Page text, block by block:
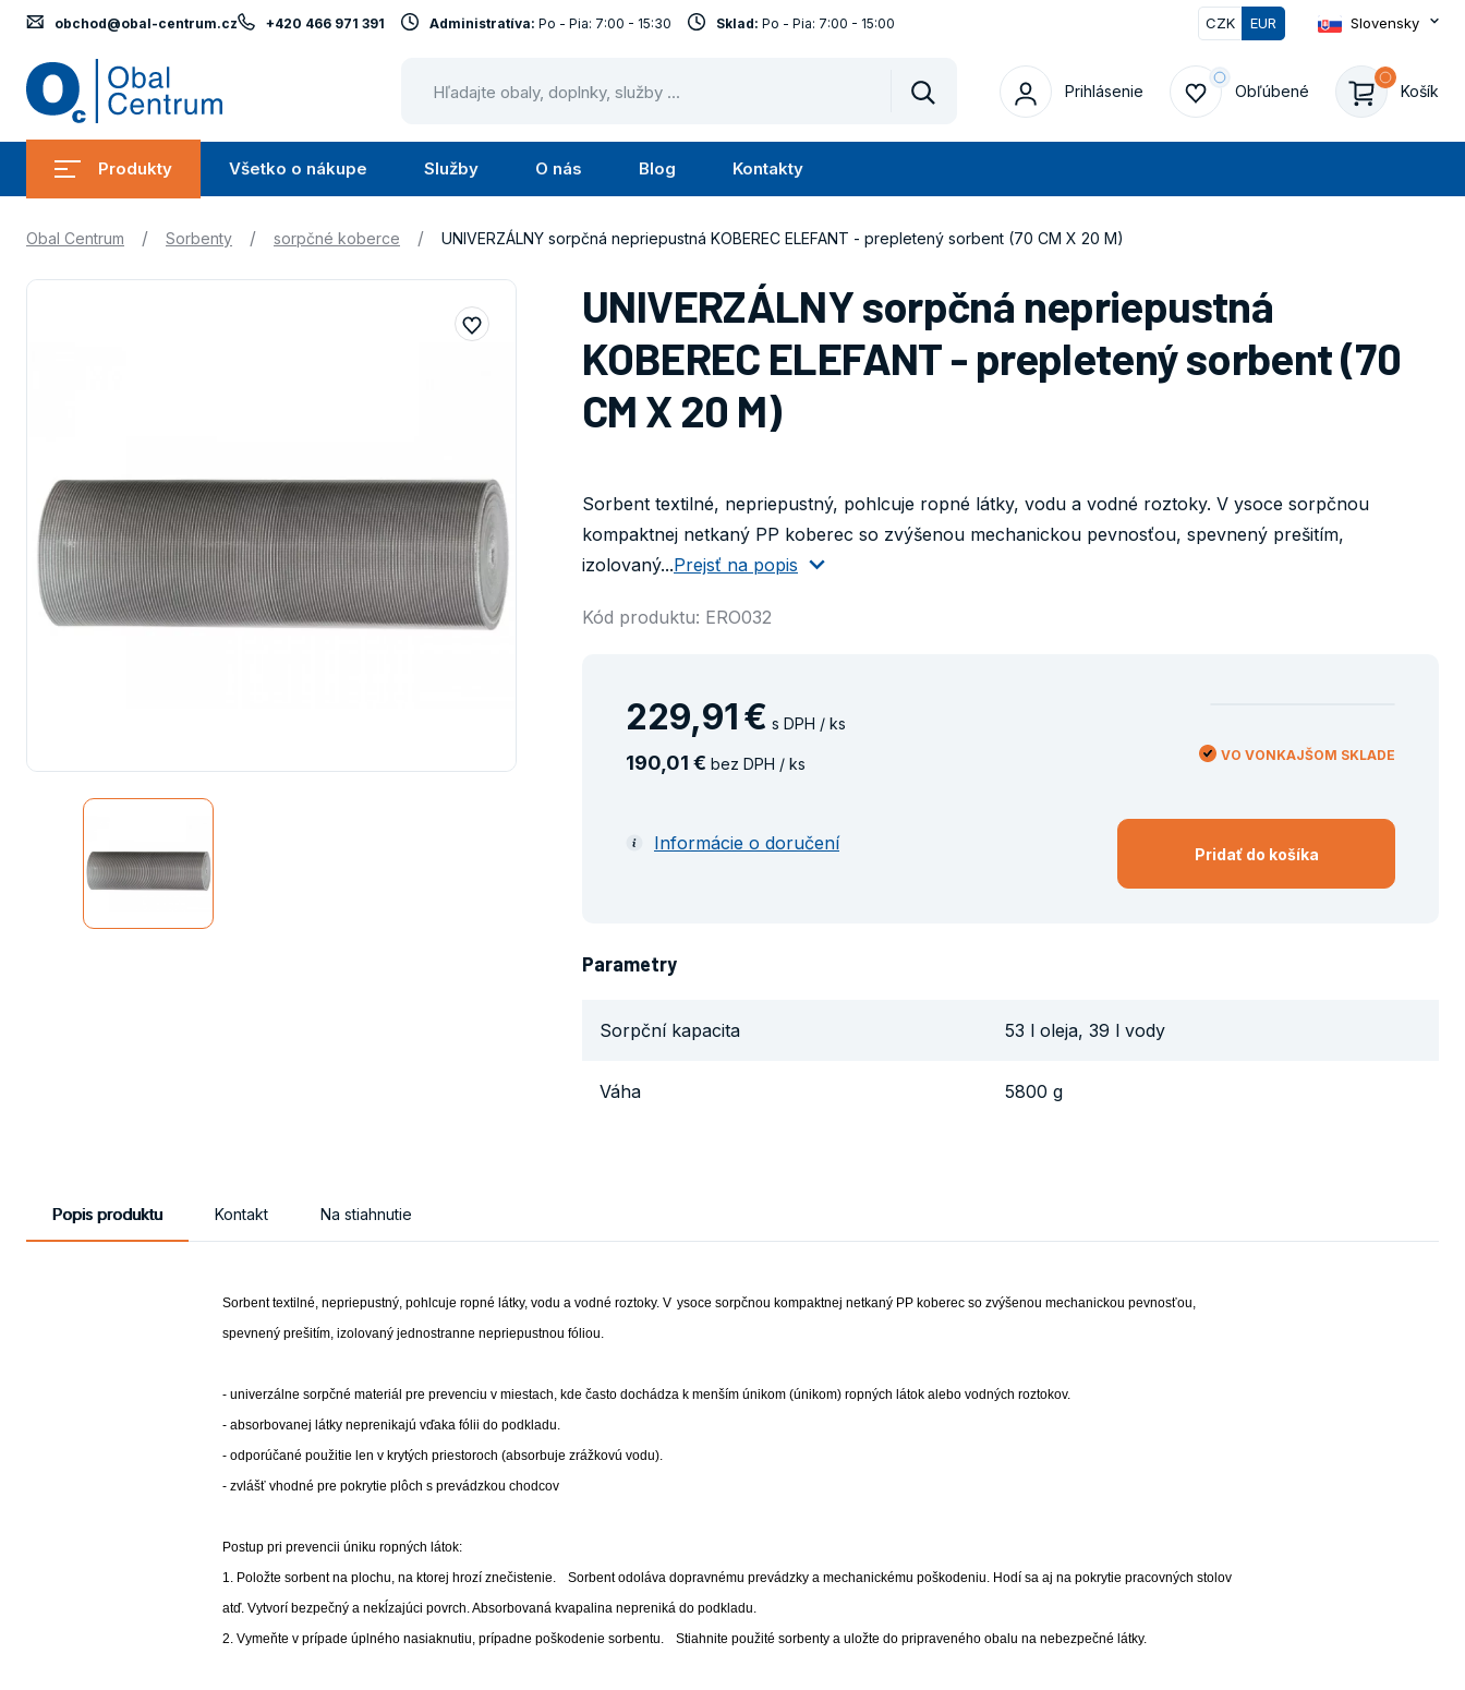
CZK EUR Slovensky
Vyhledat
Prihlásenie Obľúbené Košík
Produkty
Submenu
Produkty
Všetko o nákupe
Submenu
Všetko
Služby
Submenu
Služby
O nás
Submenu
Blog Kontakty
obchod@obal-centrum.cz +420 466 971 391 Administratíva: Po - Pia: 7:00 - 15:30 Sklad: Po - Pia: 7:00 - 15:00
Obal Centrum / Sorbenty / sorpčné koberce / UNIVERZÁLNY sorpčná nepriepustná KOBEREC ELEFANT - prepletený sorbent (70 CM X 20 M)
UNIVERZÁLNY sorpčná nepriepustná
KOBEREC ELEFANT - prepletený sorbent (70
CM X 20 M)
Sorbent textilné, nepriepustný, pohlcuje ropné látky, vodu a vodné roztoky. V ysoce sorpčnou
kompaktnej netkaný PP koberec so zvýšenou mechanickou pevnosťou, spevnený prešitím,
izolovaný...Prejsť na popis
Kód produktu: ERO032
229,91€ s DPH / ks
190 01 € bez DPH / ks VO VONKAJŠOM SKLADE
Informácie o doručení Pridať do košíka
Parametry
Sorpční kapacita 53 l oleja, 39 l vody
Váha 5800 g
Popis produktu Kontakt Na stiahnutie
Sorbent textilné, nepriepustný, pohlcuje ropné látky, vodu a vodné roztoky. V ysoce sorpčnou kompaktnej netkaný PP koberec so zvýšenou mechanickou pevnosťou,
spevnený prešitím, izolovaný jednostranne nepriepustnou fóliou.
- univerzálne sorpčné materiál pre prevenciu v miestach, kde často dochádza k menším únikom (únikom) ropných látok alebo vodných roztokov.
- absorbovanej látky neprenikajú vďaka fólii do podkladu.
- odporúčané použitie len v krytých priestoroch (absorbuje zrážkovú vodu).
- zvlášť vhodné pre pokrytie plôch s prevádzkou chodcov
Postup pri prevencii úniku ropných látok:
1. Položte sorbent na plochu, na ktorej hrozí znečistenie.
Sorbent odoláva dopravnému prevádzky a mechanickému poškodeniu. Hodí sa aj na pokrytie pracovných stolov
atď. Vytvorí bezpečný a nekĺzajúci povrch. Absorbovaná kvapalina nepreniká do podkladu.
2. Vymeňte v prípade úplného nasiaknutiu, prípadne poškodenie sorbentu.
Stiahnite použité sorbenty a uložte do pripraveného obalu na nebezpečné látky.